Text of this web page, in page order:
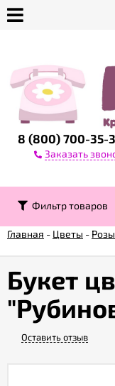
магазине
Доставка
Контакты
Гарантии
8 (800) 700-35-
Заказать
Фильтр товаров
Главная - Цветы - Розы
Букет
Оставить отзыв